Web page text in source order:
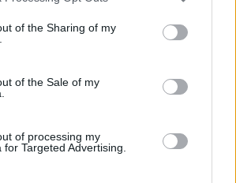
of the Sharing of my
of the Sale of my
of processing my
Targeted Advertising.
riducono la produzione di
a livelli «da castrazione»
della libido e della funzione
al termine).
comunitario: una
Party (Anne Cross) ha
coinvolto i suoi nipoti nella
di San Valentino per i